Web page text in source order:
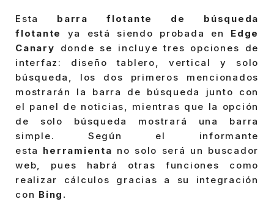
Esta barra flotante de búsqueda
flotante ya está siendo probada en Edge
Canary donde se incluye tres opciones de
interfaz: diseño tablero, vertical y solo
búsqueda, los dos primeros mencionados
mostrarán la barra de búsqueda junto con
el panel de noticias, mientras que la opción
de solo búsqueda mostrará una barra
simple. Según el informante
esta herramienta no solo será un buscador
web, pues habrá otras funciones como
realizar cálculos gracias a su integración
con Bing.